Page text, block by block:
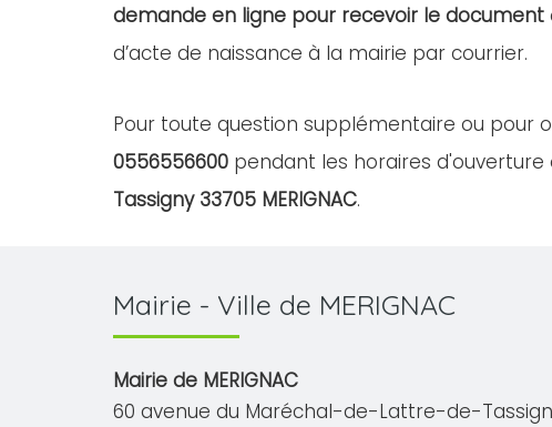
demande en ligne pour recevoir le document
d’acte de naissance à la mairie par courrier.
Pour toute question supplémentaire ou pour
0556556600 pendant les horaires
Tassigny 33705 MERIGNAC.
Mairie - Ville de MERIGNAC
Mairie de MERIGNAC
60 avenue du Maréchal-de-Lattre-de-